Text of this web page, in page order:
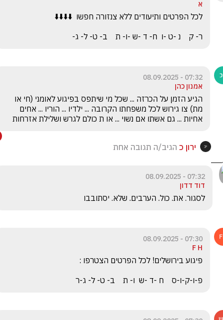
א
ר- ק    נ -ט -ו  ח- ד -ש -ו- ת    ב- ט- ל- ג-
07:32 - 08.09.2025
אמנון כהן
אחיות ... גם אשתו אם נשוי ... או ת כולם לגרש ושלילת אזרחות
ירון כ הגיב/ה תגובה אחת
07:32 - 08.09.2025
דוד דדון
לסגור. את. כול. הערבים. שלא. יסתובבו
07:30 - 08.09.2025
F H
פ-ו-ק-ו-ס    ח -ד -ש  ו- ת    ב- ט- ל- ג-ר